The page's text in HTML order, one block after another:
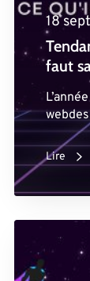
18
faut
Lire